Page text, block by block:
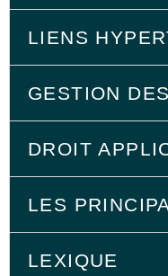
LIENS
GESTION
DROIT
LES
LEXIQUE